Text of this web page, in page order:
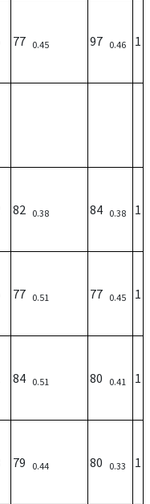
77 0.45 97 0.46 1
82 0.38 84 0.38 1
77 0.51 77 0.45 1
84 0.51 80 0.41 1
79 0.44 80 0.33 1